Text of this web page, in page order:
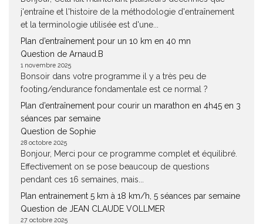
j'entraîne et l'histoire de la méthodologie d'entraînement
et la terminologie utilisée est d'une...
Plan d’entraînement pour un 10 km en 40 mn
Question de Arnaud.B
1 novembre 2025
Bonsoir dans votre programme il y a très peu de
footing/endurance fondamentale est ce normal ?
Plan d’entraînement pour courir un marathon en 4h45 en 3
séances par semaine
Question de Sophie
28 octobre 2025
Bonjour, Merci pour ce programme complet et équilibré.
Effectivement on se pose beaucoup de questions
pendant ces 16 semaines, mais...
Plan entrainement 5 km à 18 km/h, 5 séances par semaine
Question de JEAN CLAUDE VOLLMER
27 octobre 2025